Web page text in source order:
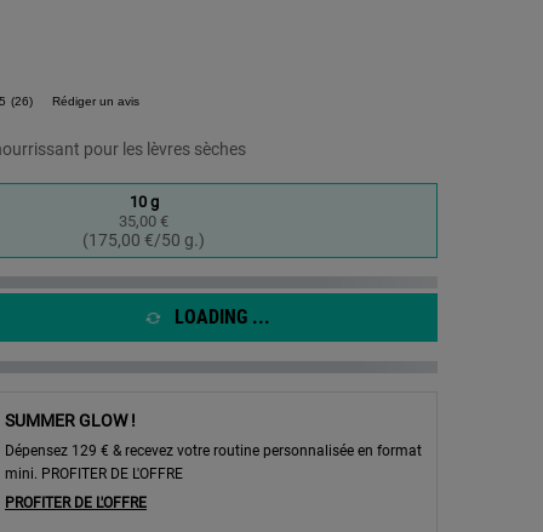
Lire
avis.
sur
(26) Rédiger un avis
pour les lèvres sèches
Selected
10 g
35,00 €
(175,00 €/50 g.)
, 1 of 1
LOADING ...
SUMMER GLOW !
Dépensez 129 € & recevez votre routine personnalisée en format
mini. PROFITER DE L'OFFRE
PROFITER DE L'OFFRE